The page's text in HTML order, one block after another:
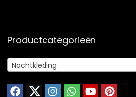
Productcategorieën
Nachtkleding